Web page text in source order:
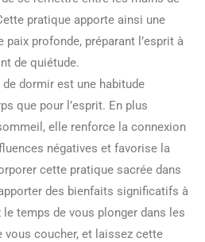
pratique apporte ainsi une
paix profonde, préparant l’esprit à
de quiétude.
dormir est une habitude
que pour l’esprit. En plus
elle renforce la connexion
négatives et favorise la
cette pratique sacrée dans
des bienfaits significatifs à
le temps de vous plonger dans les
vous coucher, et laissez cette